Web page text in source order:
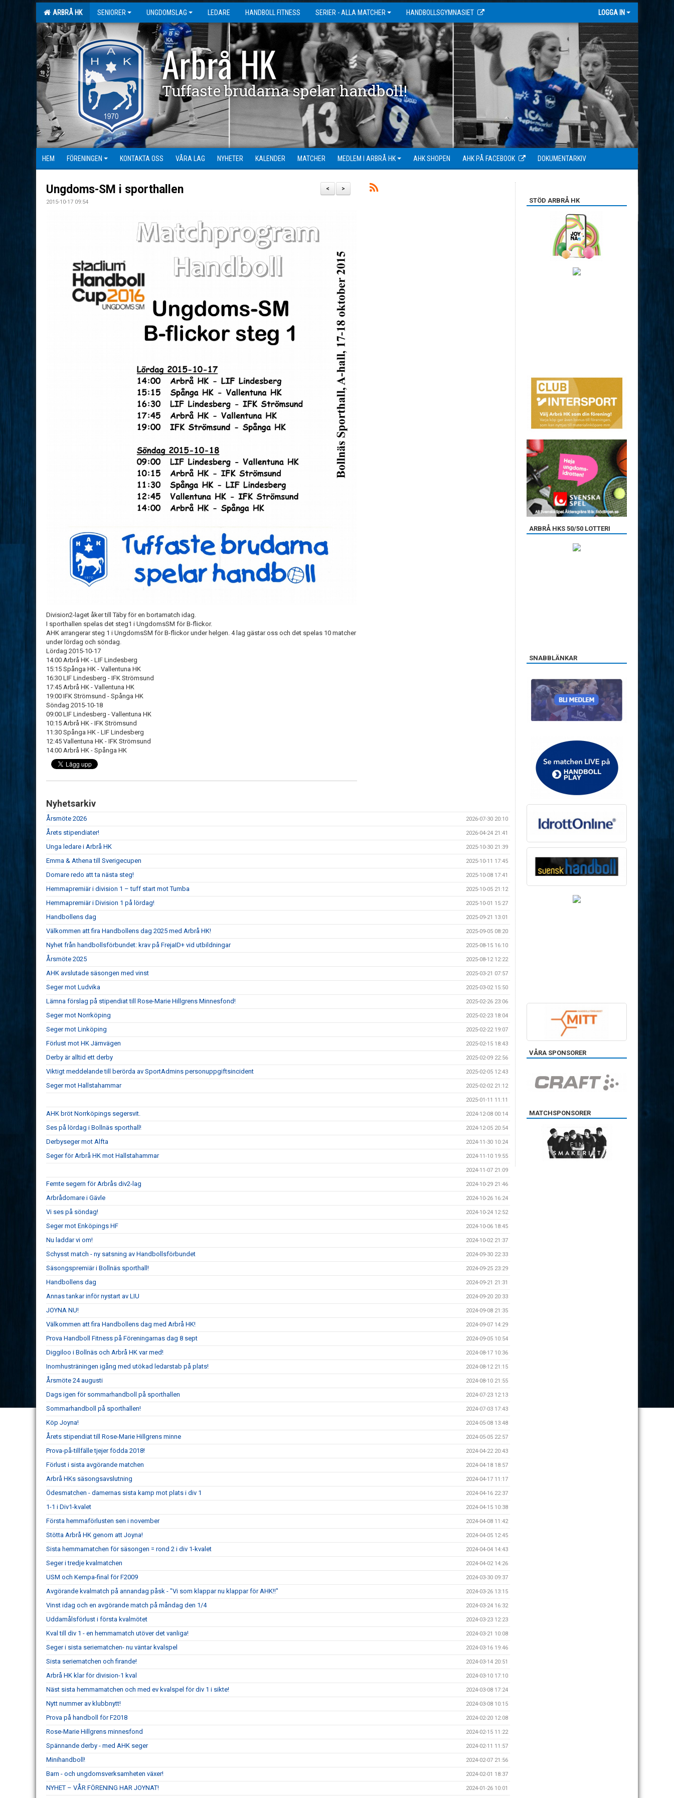
ARBRÅ HK SENIORER UNGDOMSLAG LEDARE HANDBOLL FITNESS SERIER - ALLA MATCHER HANDBOLLSGYMNASIET LOGGA IN
Arbrå HK
Tuffaste brudarna spelar handboll!
HEM FÖRENINGEN KONTAKTA OSS VÅRA LAG NYHETER KALENDER MATCHER MEDLEM I ARBRÅ HK AHK SHOPEN AHK PÅ FACEBOOK DOKUMENTARKIV
>
<
Ungdoms-SM i sporthallen
2015-10-17 09:54
Division2-laget åker till Täby för en bortamatch idag.
I sporthallen spelas det steg1 i UngdomsSM för B-flickor.
AHK arrangerar steg 1 i UngdomsSM för B-flickor under helgen. 4 lag gästar oss och det spelas 10 matcher
under lördag och söndag.
Lördag 2015-10-17
14:00 Arbrå HK - LIF Lindesberg
15:15 Spånga HK - Vallentuna HK
16:30 LIF Lindesberg - IFK Strömsund
17:45 Arbrå HK - Vallentuna HK
19:00 IFK Strömsund - Spånga HK
Söndag 2015-10-18
09:00 LIF Lindesberg - Vallentuna HK
10:15 Arbrå HK - IFK Strömsund
11:30 Spånga HK - LIF Lindesberg
12:45 Vallentuna HK - IFK Strömsund
14:00 Arbrå HK - Spånga HK
Nyhetsarkiv
Årsmöte 2026 2026-07-30 20:10
Årets stipendiater! 2026-04-24 21:41
Unga ledare i Arbrå HK 2025-10-30 21:39
Emma & Athena till Sverigecupen 2025-10-11 17:45
Domare redo att ta nästa steg! 2025-10-08 17:41
Hemmapremiär i division 1 – tuff start mot Tumba 2025-10-05 21:12
Hemmapremiär i Division 1 på lördag! 2025-10-01 15:27
Handbollens dag 2025-09-21 13:01
Välkommen att fira Handbollens dag 2025 med Arbrå HK! 2025-09-05 08:20
Nyhet från handbollsförbundet: krav på FrejaID+ vid utbildningar 2025-08-15 16:10
Årsmöte 2025 2025-08-12 12:22
AHK avslutade säsongen med vinst 2025-03-21 07:57
Seger mot Ludvika 2025-03-02 15:50
Lämna förslag på stipendiat till Rose-Marie Hillgrens Minnesfond! 2025-02-26 23:06
Seger mot Norrköping 2025-02-23 18:04
Seger mot Linköping 2025-02-22 19:07
Förlust mot HK Järnvägen 2025-02-15 18:43
Derby är alltid ett derby 2025-02-09 22:56
Viktigt meddelande till berörda av SportAdmins personuppgiftsincident 2025-02-05 12:43
Seger mot Hallstahammar 2025-02-02 21:12
2025-01-11 11:11
AHK bröt Norrköpings segersvit. 2024-12-08 00:14
Ses på lördag i Bollnäs sporthall! 2024-12-05 20:54
Derbyseger mot Alfta 2024-11-30 10:24
Seger för Arbrå HK mot Hallstahammar 2024-11-10 19:55
2024-11-07 21:09
Femte segern för Arbrås div2-lag 2024-10-29 21:46
Arbrådomare i Gävle 2024-10-26 16:24
Vi ses på söndag! 2024-10-24 12:52
Seger mot Enköpings HF 2024-10-06 18:45
Nu laddar vi om! 2024-10-02 21:37
Schysst match - ny satsning av Handbollsförbundet 2024-09-30 22:33
Säsongspremiär i Bollnäs sporthall! 2024-09-25 23:29
Handbollens dag 2024-09-21 21:31
Annas tankar inför nystart av LIU 2024-09-20 20:33
JOYNA NU! 2024-09-08 21:35
Välkommen att fira Handbollens dag med Arbrå HK! 2024-09-07 14:29
Prova Handboll Fitness på Föreningarnas dag 8 sept 2024-09-05 10:54
Diggiloo i Bollnäs och Arbrå HK var med! 2024-08-17 10:36
Inomhusträningen igång med utökad ledarstab på plats! 2024-08-12 21:15
Årsmöte 24 augusti 2024-08-10 21:55
Dags igen för sommarhandboll på sporthallen 2024-07-23 12:13
Sommarhandboll på sporthallen! 2024-07-03 17:43
Köp Joyna! 2024-05-08 13:48
Årets stipendiat till Rose-Marie Hillgrens minne 2024-05-05 22:57
Prova-på-tillfälle tjejer födda 2018! 2024-04-22 20:43
Förlust i sista avgörande matchen 2024-04-18 18:57
Arbrå HKs säsongsavslutning 2024-04-17 11:17
Ödesmatchen - damernas sista kamp mot plats i div 1 2024-04-16 22:37
1-1 i Div1-kvalet 2024-04-15 10:38
Första hemmaförlusten sen i november 2024-04-08 11:42
Stötta Arbrå HK genom att Joyna! 2024-04-05 12:45
Sista hemmamatchen för säsongen = rond 2 i div 1-kvalet 2024-04-04 14:43
Seger i tredje kvalmatchen 2024-04-02 14:26
USM och Kempa-final för F2009 2024-03-30 09:37
Avgörande kvalmatch på annandag påsk - "Vi som klappar nu klappar för AHK!!" 2024-03-26 13:15
Vinst idag och en avgörande match på måndag den 1/4 2024-03-24 16:32
Uddamålsförlust i första kvalmötet 2024-03-23 12:23
Kval till div 1 - en hemmamatch utöver det vanliga! 2024-03-21 10:08
Seger i sista seriematchen- nu väntar kvalspel 2024-03-16 19:46
Sista seriematchen och firande! 2024-03-14 20:51
Arbrå HK klar för division-1 kval 2024-03-10 17:10
Näst sista hemmamatchen och med ev kvalspel för div 1 i sikte! 2024-03-08 17:24
Nytt nummer av klubbnytt! 2024-03-08 10:15
Prova på handboll för F2018 2024-02-20 12:08
Rose-Marie Hillgrens minnesfond 2024-02-15 11:22
Spännande derby - med AHK seger 2024-02-11 11:57
Minihandboll! 2024-02-07 21:56
Barn - och ungdomsverksamheten växer! 2024-02-01 18:37
NYHET – VÅR FÖRENING HAR JOYNAT! 2024-01-26 10:01
STÖD ARBRÅ HK
ARBRÅ HKS 50/50 LOTTERI
SNABBLÄNKAR
VÅRA SPONSORER
MATCHSPONSORER